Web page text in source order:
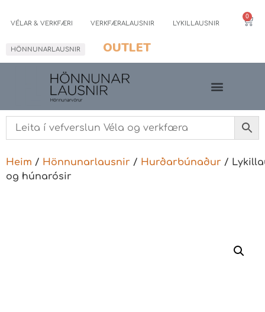
VÉLAR & VERKFÆRI VERKFÆRALAUSNIR LYKILLAUSNIR
HÖNNUNARLAUSNIR OUTLET
0
Heim / Hönnunarlausnir / Hurðarbúnaður /
og húnarósir